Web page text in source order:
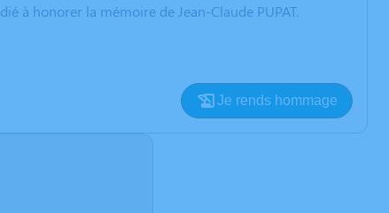
à honorer la mémoire de Jean-Claude PUPAT.
Je rends hommage